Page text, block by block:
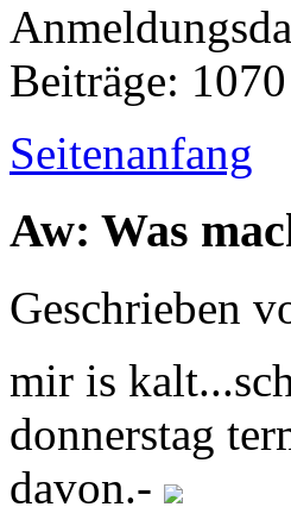
Beiträge: 1070
Seitenanfang
Aw: Was
Geschrieben
mir is
donnerstag
davon.-